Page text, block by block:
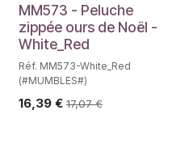
MM573 - Peluche
zippée ours de Noël -
White_Red
Réf. MM573-White_Red
(#MUMBLES#)
16,39 € 17,07€